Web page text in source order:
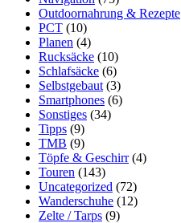
Outdoornahrung & Rezepte
PCT (10)
Planen (4)
Rucksäcke (10)
Schlafsäcke (6)
Selbstgebaut (3)
Smartphones (6)
Sonstiges (34)
Tipps (9)
TMB (9)
Töpfe & Geschirr(4)
Touren (143)
Uncategorized (72)
Wanderschuhe (12)
Zelte / Tarps (9)